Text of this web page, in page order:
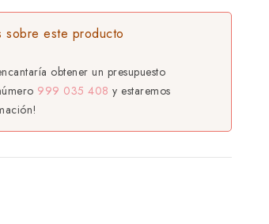
sobre este producto
obtener un presupuesto
999 035 408 y estaremos